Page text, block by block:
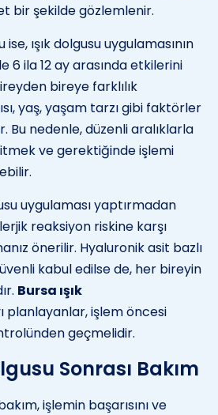
bir şekilde gözlemlenir.
ışık dolgusu uygulamasının
6 ila 12 ay arasında etkilerini
bireye farklılık
yaş, yaşam tarzı gibi faktörler
Bu nedenle, düzenli aralıklarla
ve gerektiğinde işlemi
uygulaması yaptırmadan
reaksiyon riskine karşı
önerilir. Hyaluronik asit bazlı
kabul edilse de, her bireyin
Bursa ışık
planlayanlar, işlem öncesi
geçmelidir.
Sonrası Bakım
işlemin başarısını ve